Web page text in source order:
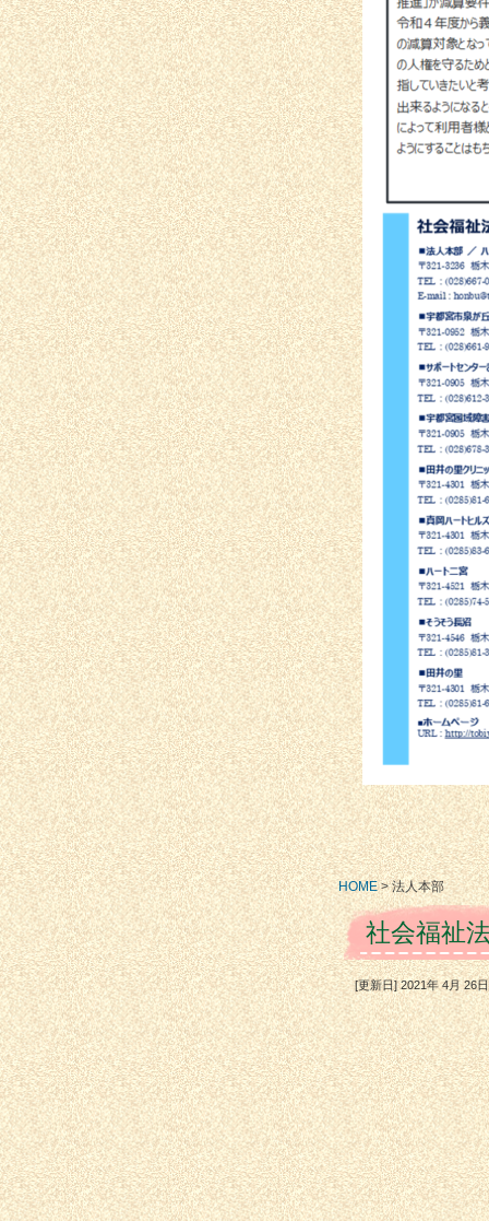
HOME>法人本部
社会福祉
[更新日] 2021年 4月 26